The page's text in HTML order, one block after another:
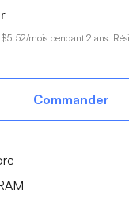
$5.52/mois pendant 2 ans.
Commander